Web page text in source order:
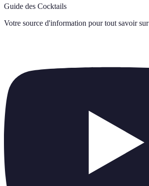
Guide des Cocktails
Votre source d'information pour tout savoir sur